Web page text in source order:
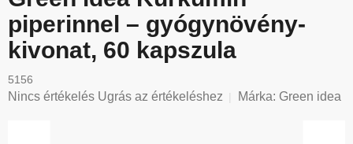
piperinnel – gyógynövény-
kivonat, 60 kapszula
5156
A
Nincs értékelés Ugrás az értékeléshez Márka: Green idea